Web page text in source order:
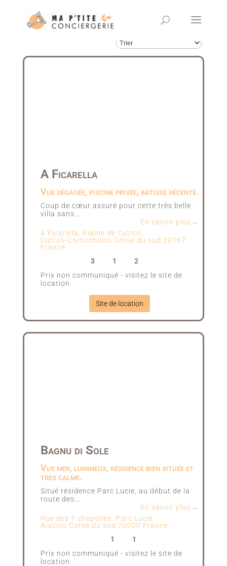
A Ficarella
Vue dégagée, piscine privée, bâtisse récente.
Coup de cœur assuré pour cette très belle
villa sans...
En savoir plus→
A Ficarella, Plaine de Cuttoli,
Cuttoli-Corticchiato Corse du sud 20167
France
3
1
2
Prix non communiqué - visitez le site de
location
Site de location
Bagnu di Sole
Vue mer, lumineux, résidence bien située et
très calme.
Situé résidence Parc Lucie, au début de la
route des...
En savoir plus→
Rue des 7 chapelles, Parc Lucie,
Ajaccio Corse du sud 20000 France
1
1
Prix non communiqué - visitez le site de
location